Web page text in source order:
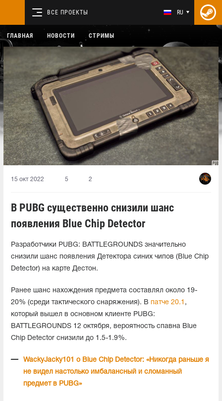
ВСЕ ПРОЕКТЫ RU
ГЛАВНАЯ НОВОСТИ СТРИМЫ
15 окт 2022 5 2
В PUBG существенно снизили шанс
появления Blue Chip Detector
Разработчики PUBG: BATTLEGROUNDS значительно
снизили шанс появления Детектора синих чипов (Blue Chip
Detector) на карте Дестон.
Ранее шанс нахождения предмета составлял около 19-
20% (среди тактического снаряжения). В патче 20.1 ,
который вышел в основном клиенте PUBG:
BATTLEGROUNDS 12 октября, вероятность спавна Blue
Chip Detector снизили до 1.5-1.9%.
WackyJacky101 о Blue Chip Detector: «Никогда раньше я
не видел настолько имбалансный и сломанный
предмет в PUBG»